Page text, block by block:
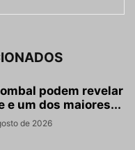
podem revelar
e um dos maiores...
de 2026